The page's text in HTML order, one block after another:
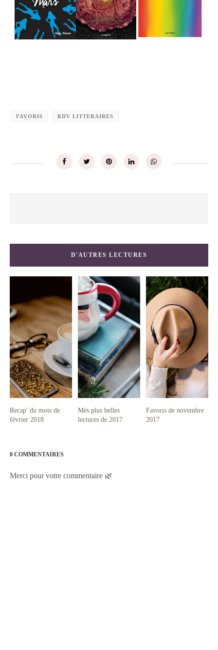
FAVORIS RDV LITTERAIRES
D'AUTRES LECTURES
Recap' du mois de
février 2018
Mes plus belles
lectures de 2017
Favoris de novembre
2017
0 COMMENTAIRES
Merci pour votre commentaire 🌿